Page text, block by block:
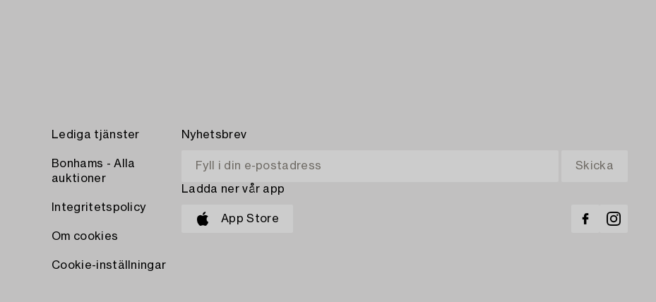
Lediga tjänster
Bonhams - Alla
auktioner
Integritetspolicy
Om cookies
Cookie-inställningar
Nyhetsbrev
Ladda ner vår app
App Store